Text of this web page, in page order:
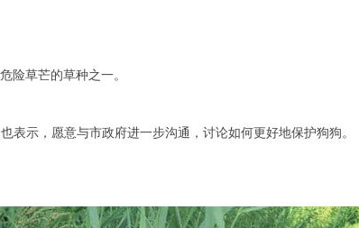
险草芒的草种之一。
示，愿意与市政府进一步沟通，讨论如何更好地保护狗狗。